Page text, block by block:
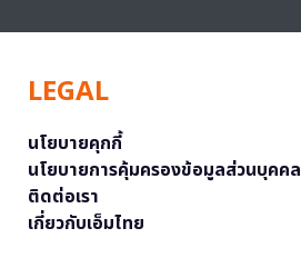
LEGAL
นโยบายคุกกี้
นโยบายการคุ้มครองข้อมูลส่วนบุคคล
ติดต่อเรา
เกี่ยวกับเอ็มไทย